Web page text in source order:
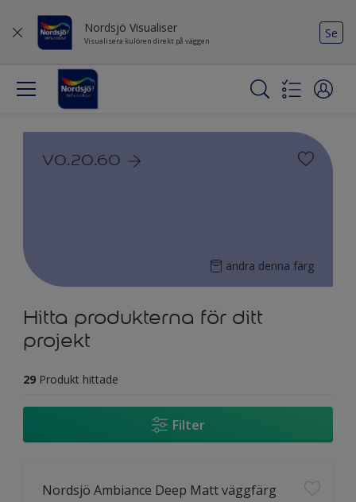
Nordsjö Visualiser
Visualisera kulören direkt på väggen
Se
V0.20.60
ändra denna färg
Hitta produkterna för ditt
projekt
29 Produkt hittade
Filter
Nordsjö Ambiance Deep Matt väggfärg